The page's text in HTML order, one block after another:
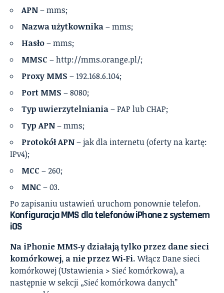
APN– mms;
Nazwa użytkownika– mms;
Hasło– mms;
MMSC – http://mms.orange.pl/;
Proxy MMS – 192.168.6.104;
Port MMS – 8080;
Typ uwierzytelniania– PAP lub CHAP;
Typ APN– mms;
Protokół APN– jak dla internetu (oferty na kartę:
IPv4);
MCC – 260;
MNC – 03.
Po zapisaniu ustawień uruchom ponownie telefon.
Konfiguracja MMS dla telefonów iPhone z systemem
iOS
Na iPhonie MMS‑y działają tylko przez dane sieci
komórkowej, a nie przez Wi‑Fi.Włącz Dane sieci
komórkowej (Ustawienia > Sieć komórkowa), a
następnie w sekcji „Sieć komórkowa danych”